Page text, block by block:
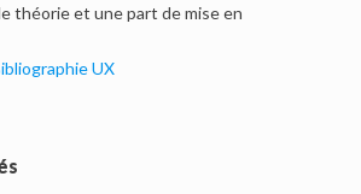
théorie et une part de mise en
UX